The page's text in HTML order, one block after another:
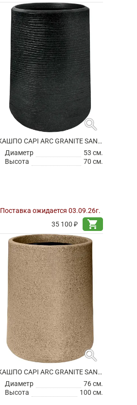
search
КАШПО CAPI ARC GRANITE SANDBAG HIGH BLACK
Диаметр
53 см.
Высота
70 см.
Поставка ожидается 03.09.26г.
35 100 ₽
shopping_cart
search
КАШПО CAPI ARC GRANITE SANDBAG HIGH WARM TAUPE
Диаметр
76 см.
Высота
100 см.